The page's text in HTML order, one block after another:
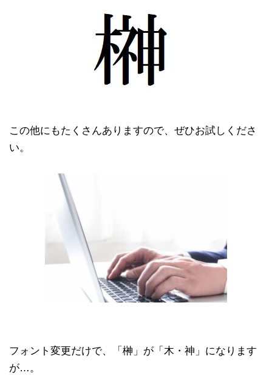
この他にもたくさんありますので、ぜひお試しくださ
い。
フォント変更だけで、「榊」が「木・神」になります
が…。